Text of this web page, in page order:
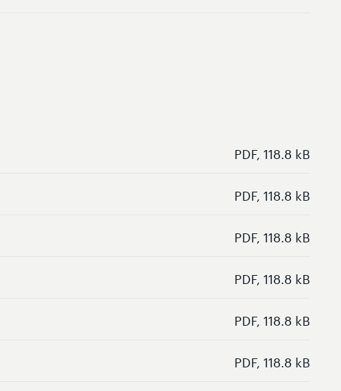
PDF, 118.8 kB
PDF, 118.8 kB
PDF, 118.8 kB
PDF, 118.8 kB
PDF, 118.8 kB
PDF, 118.8 kB